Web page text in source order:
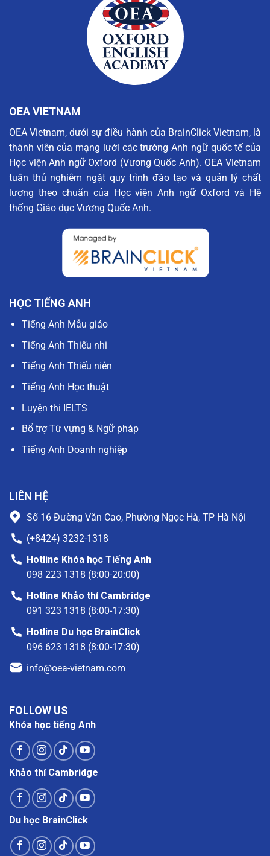
OEA VIETNAM
OEA Vietnam, dưới sự điều hành của BrainClick Vietnam, là
thành viên của mạng lưới các trường Anh ngữ quốc tế của
Học viện Anh ngữ Oxford (Vương Quốc Anh). OEA Vietnam
tuân thủ nghiêm ngặt quy trình đào tạo và quản lý chất
lượng theo chuẩn của Học viện Anh ngữ Oxford và Hệ
thống Giáo dục Vương Quốc Anh.
HỌC TIẾNG ANH
Tiếng Anh Mẫu giáo
Tiếng Anh Thiếu nhi
Tiếng Anh Thiếu niên
Tiếng Anh Học thuật
Luyện thi IELTS
Bổ trợ Từ vựng & Ngữ pháp
Tiếng Anh Doanh nghiệp
LIÊN HỆ
Số 16 Đường Văn Cao, Phường Ngọc Hà, TP Hà Nội
(+8424) 3232-1318
Hotline Khóa học Tiếng Anh
098 223 1318 (8:00-20:00)
Hotline Khảo thí Cambridge
091 323 1318 (8:00-17:30)
Hotline Du học BrainClick
096 623 1318 (8:00-17:30)
info@oea-vietnam.com
FOLLOW US
Khóa học tiếng Anh
Khảo thí Cambridge
Du học BrainClick